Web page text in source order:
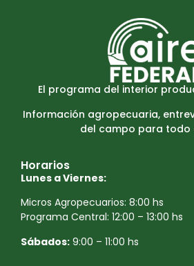
El programa del interior
Información agropecuaria,
del campo para todo
Horarios
Lunes a Viernes:
Micros Agropecuarios: 8:00 hs
Programa Central: 12:00 – 13:00 hs
Sábados: 9:00 – 11:00 hs